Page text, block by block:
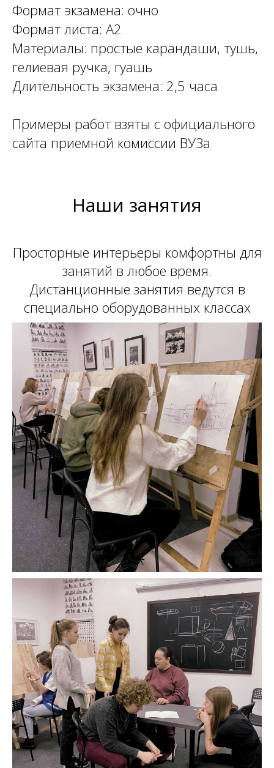
Формат экзамена: очно
Формат листа: А2
Материалы: простые карандаши, тушь,
гелиевая ручка, гуашь
Длительность экзамена: 2,5 часа
Примеры работ взяты с официального
сайта приемной комиссии ВУЗа
Наши занятия
Просторные интерьеры комфортны для
занятий в любое время.
Дистанционные занятия ведутся в
специально оборудованных классах